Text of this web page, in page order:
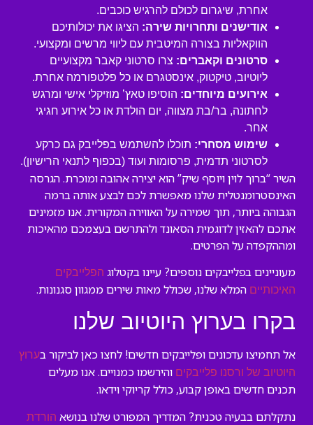
אחרת, שיגרום לכולם להרגיש כוכבים.
אודישנים ותחרויות שירה: הציגו את יכולותיכם
הווקאליות בצורה המיטבית עם ליווי מרשים ומקצועי.
סרטונים וקאברים: צרו סרטוני קאבר מקצועיים
ליוטיוב, טיקטוק, אינסטגרם או כל פלטפורמה אחרת.
אירועים מיוחדים: הוסיפו טאץ’ מוזיקלי אישי ומרגש
לחתונה, בר/בת מצווה, יום הולדת או כל אירוע חגיגי
אחר.
שימוש מסחרי: תוכלו להשתמש בפלייבק גם כרקע
לסרטוני תדמית, פרסומות ועוד (בכפוף לתנאי הרישיון).
השיר “ברוך לוין ויוסף שיק” הוא יצירה אהובה ומוכרת. הגרסה
האינסטרומנטלית שלנו מאפשרת לכם לבצע אותה ברמה
הגבוהה ביותר, תוך שמירה על האווירה המקורית. אנו מזמינים
אתכם להאזין לדוגמית הסאונד ולהתרשם בעצמכם מהאיכות
ומההקפדה על הפרטים.
מעוניינים בפלייבקים נוספים? עיינו בקטלוג הפלייבקים
האיכותיים המלא שלנו, שכולל מאות שירים ממגוון סגנונות.
בקרו בערוץ היוטיוב שלנו
אל תחמיצו עדכונים ופלייבקים חדשים! לחצו כאן לביקור בערוץ
היוטיוב של ורסנו פלייבקים והירשמו כמנויים. אנו מעלים
תכנים חדשים באופן קבוע, כולל קריוקי וידאו.
נתקלתם בבעיה טכנית? המדריך המפורט שלנו בנושא הורדת